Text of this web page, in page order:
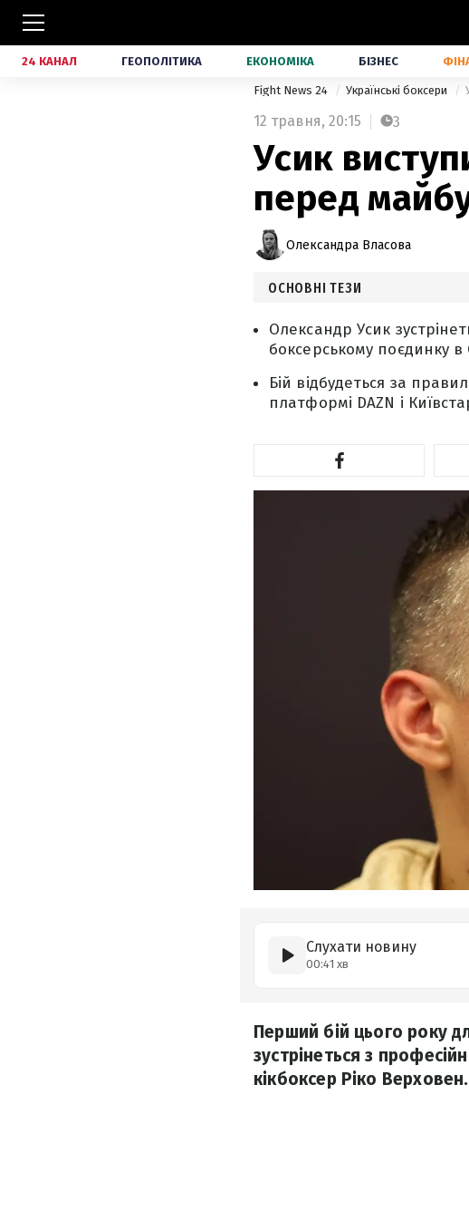
24 КАНАЛ ГЕОПОЛІТИКА ЕКОНОМІКА БІЗНЕС
Fight News 24 Українські боксери
12 травня, 20:15 3
Усик
перед
Олександра Власова
ОСНОВНІ ТЕЗИ
Олександр Усик
боксерському поєдинку в
Бій відбудеться за
платформі DAZN і
Слухати новину
00:41 хв
Перший бій цього року
зустрінеться з
кікбоксер Ріко Верховен.